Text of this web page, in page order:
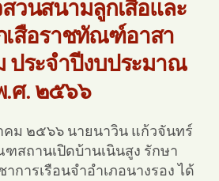
วนสนามลูกเสือและ
เสือราชทัณฑ์อาสา
ระจำปีงบประมาณ
.ศ. ๒๕๖๖
คม ๒๕๖๖ นายนาวิน แก้วจันทร์
สถานเปิดบ้านเนินสูง รักษา
การเรือนจำอำเภอนางรอง ได้